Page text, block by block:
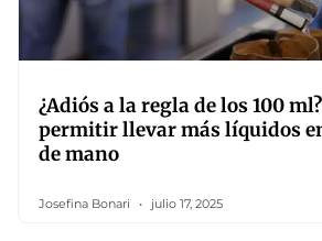
¿Adiós a la regla de los 100
permitir llevar más líquidos
de mano
Josefina Bonari julio 17, 2025